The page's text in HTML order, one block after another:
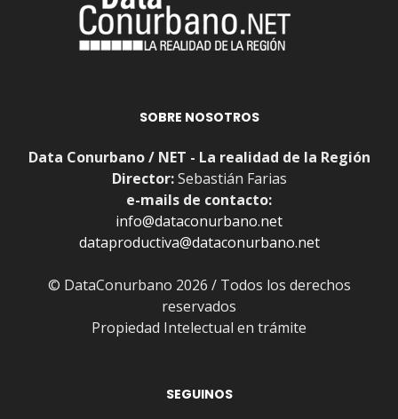
SOBRE NOSOTROS
Data Conurbano / NET - La realidad de la Región
Director:Sebastián Farias
e-mails de contacto:
info@dataconurbano.net
dataproductiva@dataconurbano.net
© DataConurbano 2026 / Todos los derechos
reservados
Propiedad Intelectual en trámite
SEGUINOS